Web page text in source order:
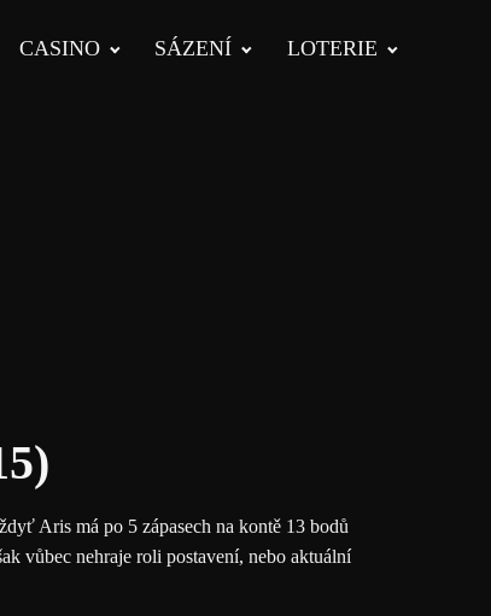
CASINO SÁZENÍ LOTERIE
Aris má po 5 zápasech na kontě 13 bodů
vůbec nehraje roli postavení, nebo aktuální